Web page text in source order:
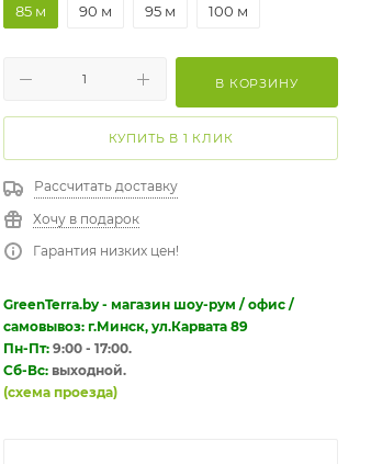
85 м 90 м 95 м 100 м
В КОРЗИНУ
КУПИТЬ В 1 КЛИК
Рассчитать доставку
Хочу в подарок
Гарантия низких цен!
GreenTerra.by - магазин шоу-рум / офис /
самовывоз: г.Минск, ул.Карвата 89
Пн-Пт: 9:00 - 17:00.
Сб-Вс: выходной.
(схема проезда)